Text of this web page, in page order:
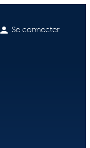
Se connecter